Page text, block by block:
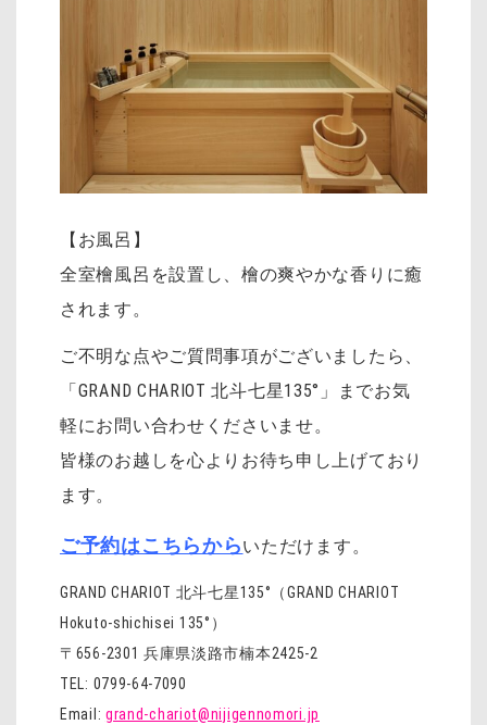
【お風呂】
全室檜風呂を設置し、檜の爽やかな香りに癒
されます。
ご不明な点やご質問事項がございましたら、
「GRAND CHARIOT 北斗七星135°」までお気
軽にお問い合わせくださいませ。
皆様のお越しを心よりお待ち申し上げており
ます。
ご予約はこちらからいただけます。
GRAND CHARIOT 北斗七星135°（GRAND CHARIOT
Hokuto-shichisei 135°）
〒656-2301 兵庫県淡路市楠本2425-2
TEL: 0799-64-7090
Email: grand-chariot@nijigennomori.jp